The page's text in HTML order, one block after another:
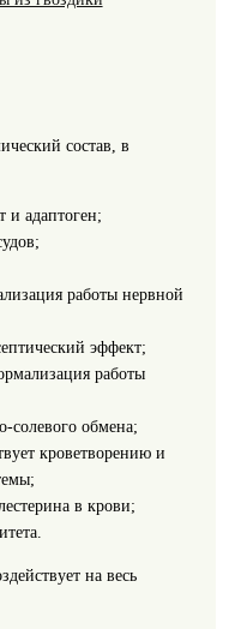
состав, в
и адаптоген;
работы нервной
эффект;
работы
солевого обмена;
кроветворению и
в крови;
на весь